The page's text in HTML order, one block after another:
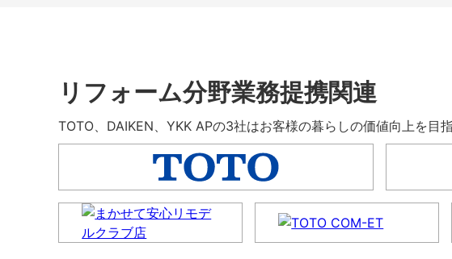
リフォーム分野業務提携関連
TOTO、DAIKEN、YKK APの3社はお客様の暮らしの価値向上を目